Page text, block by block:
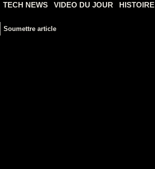
TECH NEWS
VIDEO DU JOUR HISTOIRE
Soumettre article